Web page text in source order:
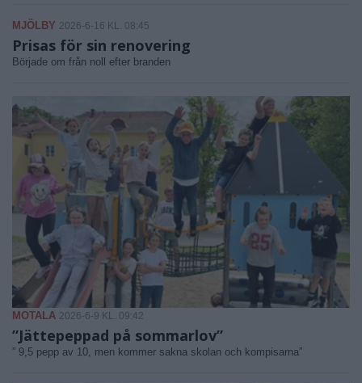
MJÖLBY 2026-6-16 KL. 08:45
Prisas för sin renovering
Började om från noll efter branden
MOTALA 2026-6-9 KL. 09:42
”Jättepeppad på sommarlov”
” 9,5 pepp av 10, men kommer sakna skolan och kompisarna”